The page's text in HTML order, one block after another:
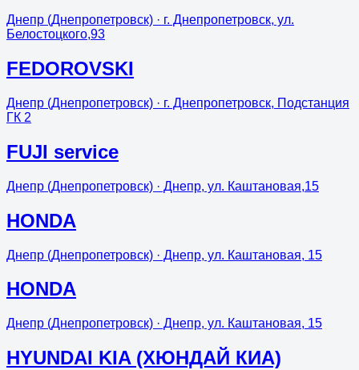
Днепр (Днепропетровск) · г. Днепропетровск, ул.
Белостоцкого,93
FEDOROVSKI
Днепр (Днепропетровск) · г. Днепропетровск, Подстанция
ГК 2
FUJI service
Днепр (Днепропетровск) · Днепр, ул. Каштановая,15
HONDA
Днепр (Днепропетровск) · Днепр, ул. Каштановая, 15
HONDA
Днепр (Днепропетровск) · Днепр, ул. Каштановая, 15
HYUNDAI KIA (ХЮНДАЙ КИА)